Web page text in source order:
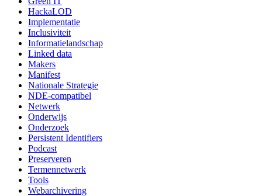
HackaLOD
Implementatie
Inclusiviteit
Informatielandschap
Linked data
Makers
Manifest
Nationale Strategie
NDE-compatibel
Netwerk
Onderwijs
Onderzoek
Persistent Identifiers
Podcast
Preserveren
Termennetwerk
Tools
Webarchivering